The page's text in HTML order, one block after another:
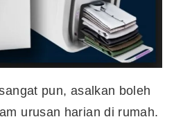
pun, asalkan boleh
urusan harian di rumah.